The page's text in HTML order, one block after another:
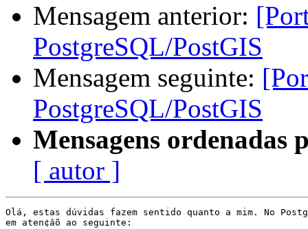
Mensagem anterior:
PostgreSQL/PostGIS
Mensagem seguinte:
PostgreSQL/PostGIS
Mensagens ordenadas
[ autor ]
Olá, estas dúvidas fazem sentido quanto a mim. No
em aten¢ẫo ao seguinte: